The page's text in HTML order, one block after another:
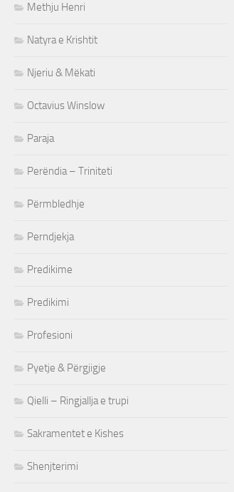
Methju Henri
Natyra e Krishtit
Njeriu & Mëkati
Octavius Winslow
Paraja
Perëndia – Triniteti
Përmbledhje
Perndjekja
Predikime
Predikimi
Profesioni
Pyetje & Përgjigje
Qielli – Ringjallja e trupi
Sakramentet e Kishes
Shenjterimi